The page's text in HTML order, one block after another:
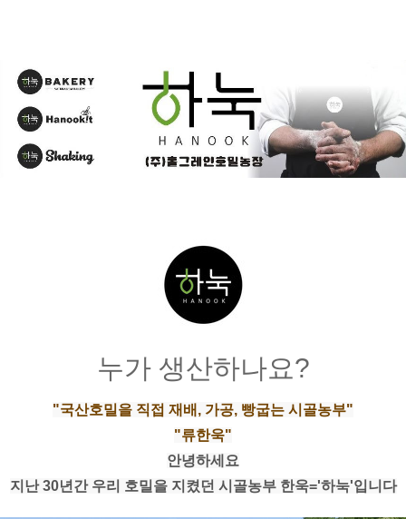
누가 생산하나요?
"국산호밀을 직접 재배, 가공, 빵굽는 시골농부"
"류한욱"
안녕하세요
지난 30년간 우리 호밀을 지켰던 시골농부 한욱='하눅'입니다